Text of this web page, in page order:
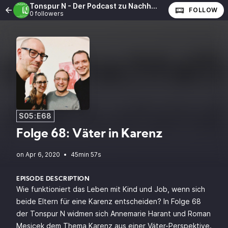
Tonspur N - Der Podcast zu Nachhaltigkeit und CSR
0 followers FOLLOW
S05:E68
Folge 68: Väter in Karenz
• 45min 57s
EPISODE DESCRIPTION
Wie funktioniert das Leben mit Kind und Job, wenn sich
beide Eltern für eine Karenz entscheiden? In Folge 68
der Tonspur N widmen sich Annemarie Harant und Roman
Mesicek dem Thema Karenz aus einer Väter-Perspektive.